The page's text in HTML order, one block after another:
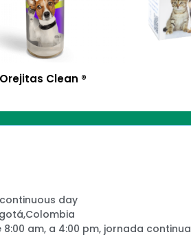
Orejitas Clean ®
day
am, a 4:00 pm, jornada continua